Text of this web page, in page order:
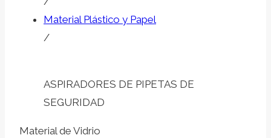
Material Plástico y Papel
/
ASPIRADORES DE PIPETAS DE
SEGURIDAD
Material de Vidrio